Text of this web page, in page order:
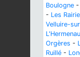
Boulogne -
- Les
Velluire-
Orgères -
Ruillé -